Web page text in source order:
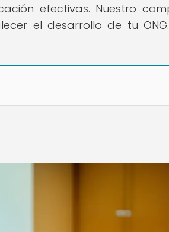
efectivas. Nuestro
el desarrollo de tu ONG.